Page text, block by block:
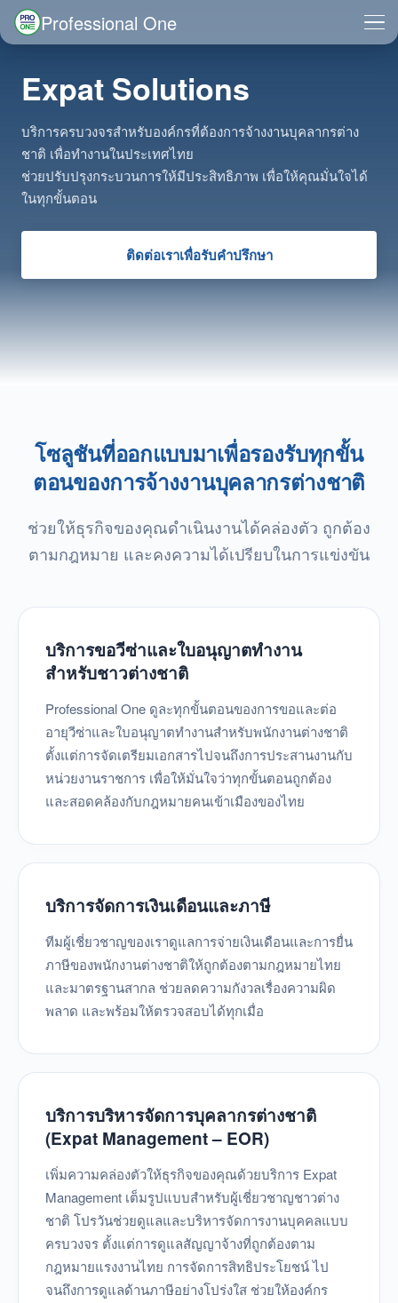
Skip
to
Professional One
Expat Solutions
บริการครบวงจรสำหรับองค์กรที่ต้องการจ้างงานบุคลากรต่าง
ชาติ เพื่อทำงานในประเทศไทย
ช่วยปรับปรุงกระบวนการให้มีประสิทธิภาพ เพื่อให้คุณมั่นใจได้
ในทุกขั้นตอน
ติดต่อเราเพื่อรับคำปรึกษา
โซลูชันที่ออกแบบมาเพื่อรองรับทุกขั้น
ตอนของการจ้างงานบุคลากรต่างชาติ
ช่วยให้ธุรกิจของคุณดำเนินงานได้คล่องตัว ถูกต้อง
ตามกฎหมาย และคงความได้เปรียบในการแข่งขัน
บริการขอวีซ่าและใบอนุญาตทำงาน
สำหรับชาวต่างชาติ
Professional One ดูละทุกขั้นตอนของการขอและต่อ
อายุวีซ่าและใบอนุญาตทำงานสำหรับพนักงานต่างชาติ
ตั้งแต่การจัดเตรียมเอกสารไปจนถึงการประสานงานกับ
หน่วยงานราชการ เพื่อให้มั่นใจว่าทุกขั้นตอนถูกต้อง
และสอดคล้องกับกฎหมายคนเข้าเมืองของไทย
บริการจัดการเงินเดือนและภาษี
ทีมผู้เชี่ยวชาญของเราดูแลการจ่ายเงินเดือนและการยื่น
ภาษีของพนักงานต่างชาติให้ถูกต้องตามกฎหมายไทย
และมาตรฐานสากล ช่วยลดความกังวลเรื่องความผิด
พลาด และพร้อมให้ตรวจสอบได้ทุกเมื่อ
บริการบริหารจัดการบุคลากรต่างชาติ
(Expat Management – EOR)
เพิ่มความคล่องตัวให้ธุรกิจของคุณด้วยบริการ Expat
Management เต็มรูปแบบสำหรับผู้เชี่ยวชาญชาวต่าง
ชาติ โปรวันช่วยดูแลและบริหารจัดการงานบุคคลแบบ
ครบวงจร ตั้งแต่การดูแลสัญญาจ้างที่ถูกต้องตาม
กฎหมายแรงงานไทย การจัดการสิทธิประโยชน์ ไป
จนถึงการดูแลด้านภาษีอย่างโปร่งใส ช่วยให้องค์กร